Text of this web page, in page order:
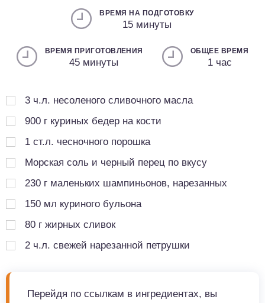
ВРЕМЯ НА ПОДГОТОВКУ
15 минуты
ВРЕМЯ ПРИГОТОВЛЕНИЯ
45 минуты
ОБЩЕЕ ВРЕМЯ
1 час
3 ч.л. несоленого сливочного масла
900 г куриных бедер на кости
1 ст.л. чесночного порошка
Морская соль и черный перец по вкусу
230 г маленьких шампиньонов, нарезанных
150 мл куриного бульона
80 г жирных сливок
2 ч.л. свежей нарезанной петрушки
Перейдя по ссылкам в ингредиентах, вы